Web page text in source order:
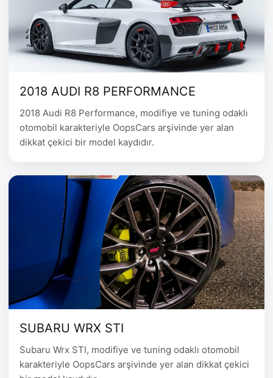
2018 AUDI R8 PERFORMANCE
2018 Audi R8 Performance, modifiye ve tuning odaklı
otomobil karakteriyle OopsCars arşivinde yer alan
dikkat çekici bir model kaydıdır.
SUBARU WRX STI
Subaru Wrx STI, modifiye ve tuning odaklı otomobil
karakteriyle OopsCars arşivinde yer alan dikkat çekici